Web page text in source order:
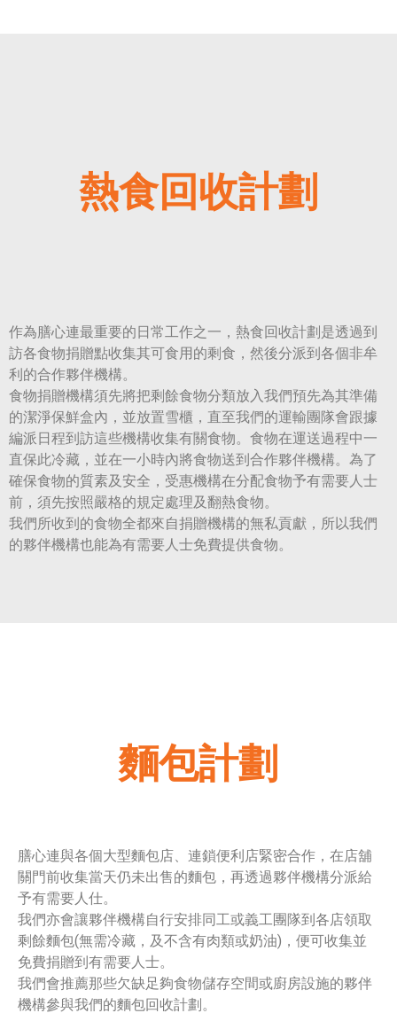
熱食回收計劃
作為膳心連最重要的日常工作之一，熱食回收計劃是透過到
訪各食物捐贈點收集其可食用的剩食，然後分派到各個非牟
利的合作夥伴機構。
食物捐贈機構須先將把剩餘食物分類放入我們預先為其準備
的潔淨保鮮盒內，並放置雪櫃，直至我們的運輸團隊會跟據
編派日程到訪這些機構收集有關食物。食物在運送過程中一
直保此冷藏，並在一小時內將食物送到合作夥伴機構。為了
確保食物的質素及安全，受惠機構在分配食物予有需要人士
前，須先按照嚴格的規定處理及翻熱食物。
我們所收到的食物全都來自捐贈機構的無私貢獻，所以我們
的夥伴機構也能為有需要人士免費提供食物。
麵包計劃
膳心連與各個大型麵包店、連鎖便利店緊密合作，在店舖
關門前收集當天仍未出售的麵包，再透過夥伴機構分派給
予有需要人仕。
我們亦會讓夥伴機構自行安排同工或義工團隊到各店領取
剩餘麵包(無需冷藏，及不含有肉類或奶油)，便可收集並
免費捐贈到有需要人士。
我們會推薦那些欠缺足夠食物儲存空間或廚房設施的夥伴
機構參與我們的麵包回收計劃。